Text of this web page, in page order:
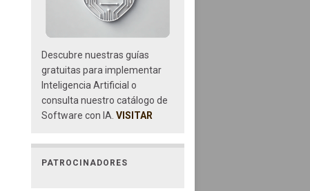
Descubre nuestras guías
gratuitas para implementar
Inteligencia Artificial o
consulta nuestro catálogo de
Software con IA. VISITAR
PATROCINADORES